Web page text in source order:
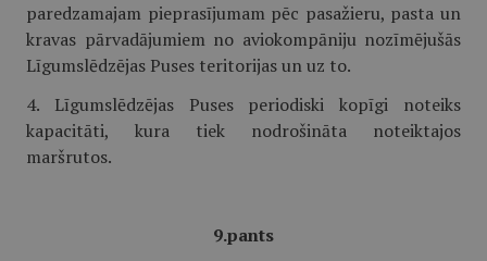
paredzamajam pieprasījumam pēc pasažieru, pasta un
kravas pārvadājumiem no aviokompāniju nozīmējušās
Līgumslēdzējas Puses teritorijas un uz to.
4. Līgumslēdzējas Puses periodiski kopīgi noteiks
kapacitāti, kura tiek nodrošināta noteiktajos
maršrutos.
9.pants